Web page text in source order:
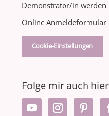
Demonstrator/in werden
Online Anmeldeformular
Cookie-Einstellungen
Folge mir auch hier